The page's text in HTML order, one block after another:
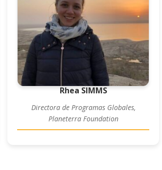
Rhea SIMMS
Directora de Programas Globales,
Planeterra Foundation